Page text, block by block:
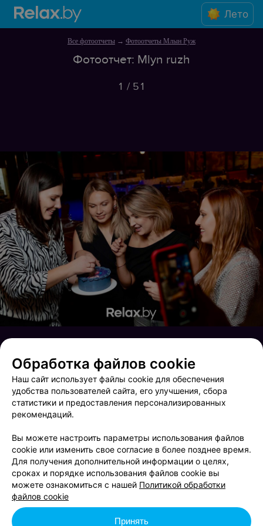
Лето
Все фотоотчеты→ Фотоотчеты Млын Руж
Фотоотчет: Mlyn ruzh
1 / 51
Выходные в Rustaveli Saturday party
Обработка файлов cookie
Наш сайт использует файлы cookie для обеспечения
удобства пользователей сайта, его улучшения, сбора
статистики и предоставления персонализированных
рекомендаций.
Вы можете настроить параметры использования файлов
cookie или изменить свое согласие в более позднее время.
Для получения дополнительной информации о целях,
сроках и порядке использования файлов cookie вы
можете ознакомиться с нашей Политикой обработки
файлов cookie
Принять